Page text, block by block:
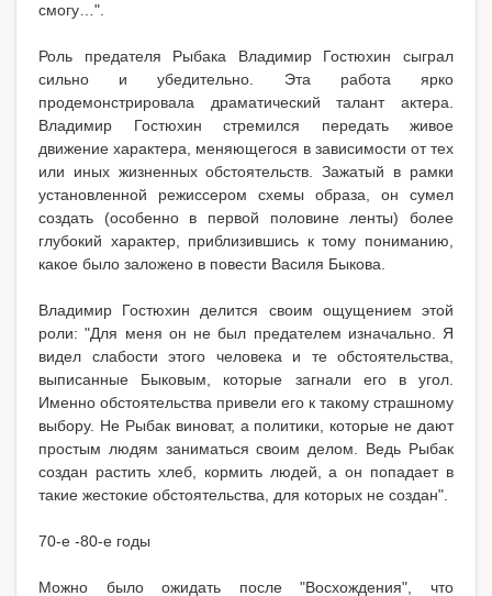
смогу…".
Роль предателя Рыбака Владимир Гостюхин сыграл
сильно и убедительно. Эта работа ярко
продемонстрировала драматический талант актера.
Владимир Гостюхин стремился передать живое
движение характера, меняющегося в зависимости от тех
или иных жизненных обстоятельств. Зажатый в рамки
установленной режиссером схемы образа, он сумел
создать (особенно в первой половине ленты) более
глубокий характер, приблизившись к тому пониманию,
какое было заложено в повести Василя Быкова.
Владимир Гостюхин делится своим ощущением этой
роли: "Для меня он не был предателем изначально. Я
видел слабости этого человека и те обстоятельства,
выписанные Быковым, которые загнали его в угол.
Именно обстоятельства привели его к такому страшному
выбору. Не Рыбак виноват, а политики, которые не дают
простым людям заниматься своим делом. Ведь Рыбак
создан растить хлеб, кормить людей, а он попадает в
такие жестокие обстоятельства, для которых не создан".
70-е -80-е годы
Можно было ожидать после "Восхождения", что